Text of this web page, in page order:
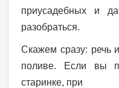
приусадебных и
разобраться.
Скажем сразу: речь
поливе. Если вы
старинке, при